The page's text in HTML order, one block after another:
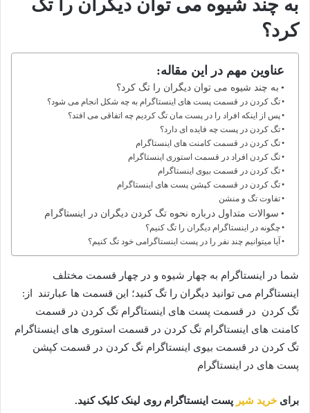
به چند شیوه می توان دیگران را تگ
کرد؟
عناوین مهم در این مقاله:
به چند شیوه می توان دیگران را تگ کرد؟
تگ کردن در قسمت پست های اینستاگرام به چه شکل انجام می شود؟
پس از اینکه افراد را در پست مان تگ کردیم چه اتفاقی می افتد؟
تگ کردن در پست چه فایده ای دارد؟
تگ کردن در قسمت کامنت های اینستاگرام
تگ کردن افراد در قسمت استوری اینستاگرام
تگ کردن در قسمت بیوی اینستاگرام
تگ کردن در قسمت کپشن پست های اینستاگرام
تفاوت تگ و منشن
سوالات متداول درباره نحوه تگ کردن دیگران در اینستاگرام
چگونه در اینستاگرام دیگران را تگ کنیم؟
آیا میتوانیم چند نفر را در پست اینستاگرامی خود تگ کنیم؟
شما در اینستاگرام به چهار شیوه و در چهار قسمت مختلف
اینستاگرام می توانید دیگران را تگ کنید؛ این قسمت ها عبارتند از:
تگ کردن در قسمت پست های اینستاگرام تگ کردن در قسمت
کامنت های اینستاگرام تگ کردن در قسمت استوری های اینستاگرام
تگ کردن در قسمت بیوی اینستاگرام تگ کردن در قسمت کپشن
پست های در اینستاگرام
برای خرید شیر پست اینستاگرام روی لینک کلیک کنید.